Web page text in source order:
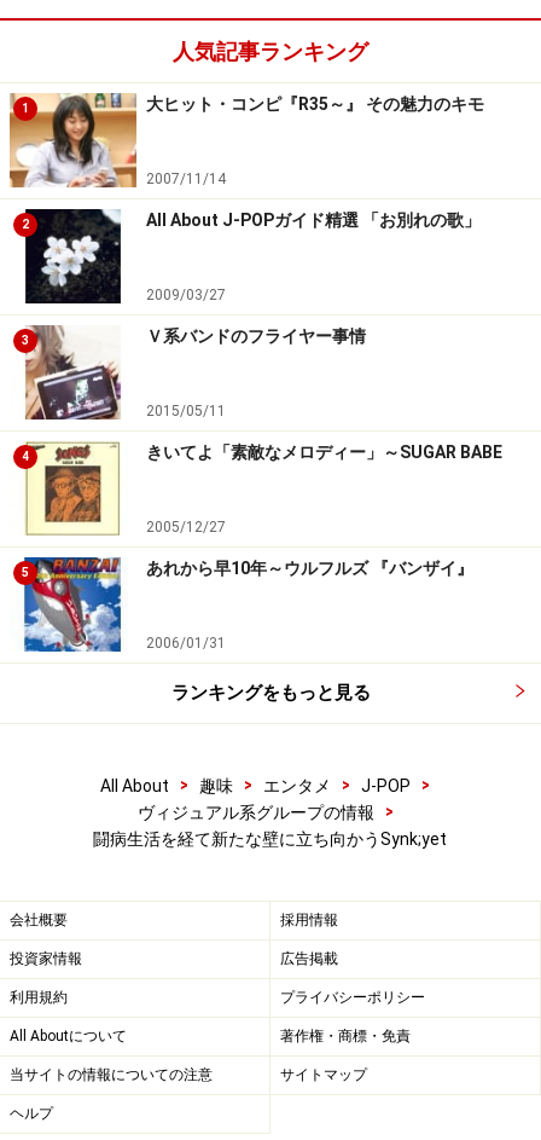
人気記事ランキング
1 大ヒット・コンピ『R35～』 その魅力のキモ
2007/11/14
2 All About J-POPガイド精選 「お別れの歌」
2009/03/27
3 Ｖ系バンドのフライヤー事情
2015/05/11
4 きいてよ「素敵なメロディー」～SUGAR BABE
2005/12/27
5 あれから早10年～ウルフルズ 『バンザイ』
2006/01/31
ランキングをもっと見る
All About > 趣味 > エンタメ > J-POP
>
ヴィジュアル系グループの情報
>
闘病生活を経て新たな壁に立ち向かうSynk;yet
会社概要 採用情報
投資家情報 広告掲載
利用規約 プライバシーポリシー
All Aboutについて 著作権・商標・免責
当サイトの情報についての注意 サイトマップ
ヘルプ